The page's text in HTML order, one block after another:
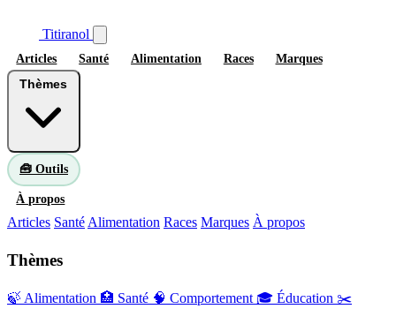
Titiranol
Articles Santé Alimentation Races Marques
🧰 Outils
À propos
Articles Santé Alimentation Races Marques À propos
Thèmes
🍃 Alimentation 🏥 Santé 🧠 Comportement 🎓 Éducation ✂️